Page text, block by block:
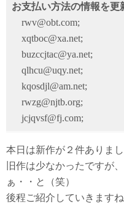
お支払い方法の情報を更
rwv@obt.com;
xqtboc@xa.net;
buzccjtac@ya.net;
qlhcu@uqy.net;
kqosdjl@am.net;
rwzg@njtb.org;
jcjqvsf@fj.com;
本日は新作が２件ありまし
旧作は少なかったですが
ぁ・・と（笑）
後程ご紹介していきますね